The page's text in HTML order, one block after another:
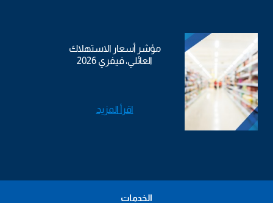
مؤشر أسعار الاستهلاك
العائلي، فيفري 2026
اقرأ المزيد
الخدمات